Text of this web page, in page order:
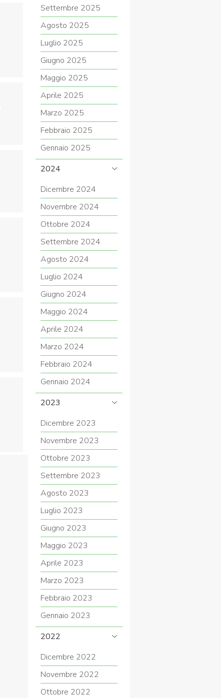
Settembre 2025
Agosto 2025
Luglio 2025
Giugno 2025
Maggio 2025
Aprile 2025
Marzo 2025
Febbraio 2025
Gennaio 2025
2024
Dicembre 2024
Novembre 2024
Ottobre 2024
Settembre 2024
Agosto 2024
Luglio 2024
Giugno 2024
Maggio 2024
Aprile 2024
Marzo 2024
Febbraio 2024
Gennaio 2024
2023
Dicembre 2023
Novembre 2023
Ottobre 2023
Settembre 2023
Agosto 2023
Luglio 2023
Giugno 2023
Maggio 2023
Aprile 2023
Marzo 2023
Febbraio 2023
Gennaio 2023
2022
Dicembre 2022
Novembre 2022
Ottobre 2022